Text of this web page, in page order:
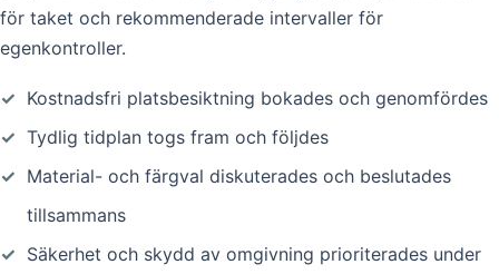
för taket och rekommenderade intervaller för
egenkontroller.
✓ Kostnadsfri platsbesiktning bokades och genomfördes
✓ Tydlig tidplan togs fram och följdes
✓ Material- och färgval diskuterades och beslutades
tillsammans
✓ Säkerhet och skydd av omgivning prioriterades under